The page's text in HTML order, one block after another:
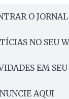
O
NO SEU
EM
AQUI